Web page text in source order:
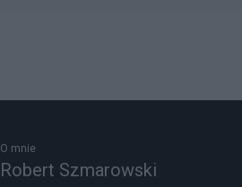
O mnie
Robert Szmarowski